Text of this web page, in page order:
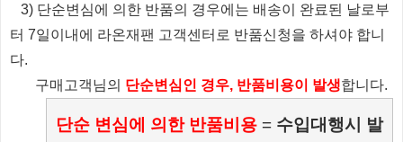
3) 단순변심에 의한 반품의 경우에는 배송이 완료된 날로부
터 7일이내에 라온재팬 고객센터로 반품신청을 하셔야 합니
다.
​ 구매고객님의 단순변심인 경우, 반품비용이 발생합니다.
단순 변심에 의한 반품비용 = 수입대행시 발